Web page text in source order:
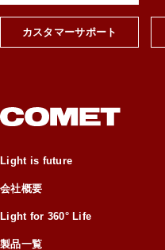
カスタマーサポート
Light is future
会社概要
Light for 360° Life
製品一覧